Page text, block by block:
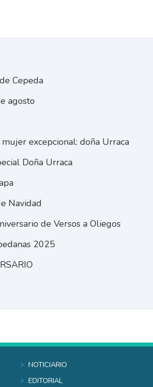
Cepeda
agosto
excepcional: doña Urraca
Doña Urraca
Navidad
de Versos a Oliegos
2025
Noticiario
Editorial